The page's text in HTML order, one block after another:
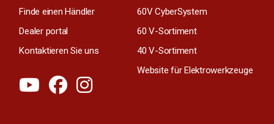
Finde einen Händler
Dealer portal
Kontaktieren Sie uns
60V CyberSystem
60 V-Sortiment
40 V-Sortiment
Website für Elektrowerkzeuge